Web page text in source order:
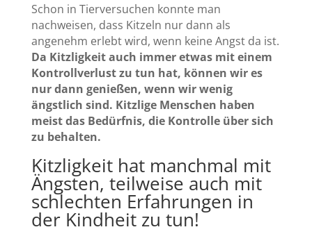
Schon in Tierversuchen konnte man
nachweisen, dass Kitzeln nur dann als
angenehm erlebt wird, wenn keine Angst da ist.
Da Kitzligkeit auch immer etwas mit einem
Kontrollverlust zu tun hat, können wir es
nur dann genießen, wenn wir wenig
ängstlich sind. Kitzlige Menschen haben
meist das Bedürfnis, die Kontrolle über sich
zu behalten.
Kitzligkeit hat manchmal mit
Ängsten, teilweise auch mit
schlechten Erfahrungen in
der Kindheit zu tun!